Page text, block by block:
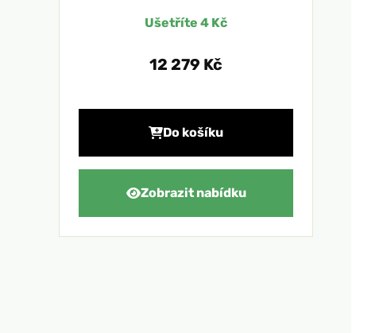
Ušetříte 4 Kč
12 279 Kč
Do košíku
Zobrazit nabídku